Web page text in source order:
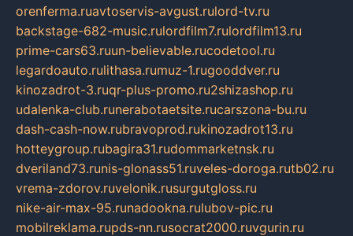
orenferma.ruavtoservis-avgust.rulord-tv.ru
backstage-682-music.rulordfilm7.rulordfilm13.ru
prime-cars63.ruun-believable.rucodetool.ru
legardoauto.rulithasa.rumuz-1.rugooddver.ru
kinozadrot-3.ruqr-plus-promo.ru2shizashop.ru
udalenka-club.runerabotaetsite.rucarszona-bu.ru
dash-cash-now.rubravoprod.rukinozadrot13.ru
hotteygroup.rubagira31.rudommarketnsk.ru
dveriland73.runis-glonass51.ruveles-doroga.rutb02.ru
vrema-zdorov.ruvelonik.rusurgutgloss.ru
nike-air-max-95.runadookna.rulubov-pic.ru
mobilreklama.rupds-nn.rusocrat2000.ruvgurin.ru